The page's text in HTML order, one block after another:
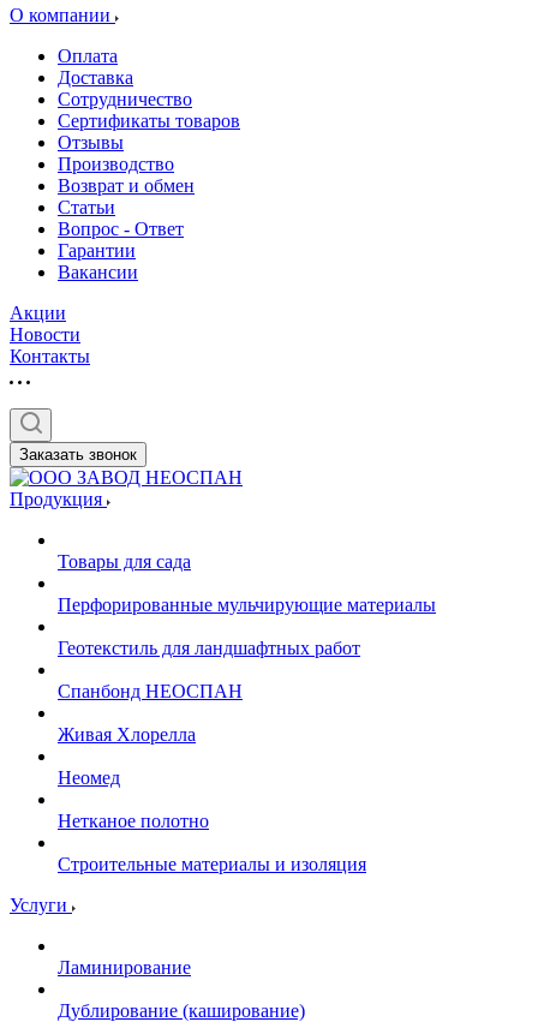
О компании
Оплата
Доставка
Сотрудничество
Сертификаты товаров
Отзывы
Производство
Возврат и обмен
Статьи
Вопрос - Ответ
Гарантии
Вакансии
Акции
Новости
Контакты
Заказать звонок
Продукция
Товары для сада
Перфорированные мульчирующие материалы
Геотекстиль для ландшафтных работ
Спанбонд НЕОСПАН
Живая Хлорелла
Нeомед
Нетканое полотно
Строительные материалы и изоляция
Услуги
Ламинирование
Дублирование (каширование)